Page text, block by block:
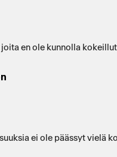
en ole kunnolla
ei ole päässyt